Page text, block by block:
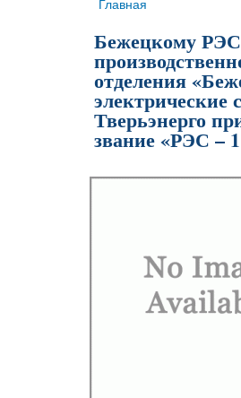
Вы здесь
Главная
Бежецкому РЭС
отделения
электрические
Тверьэнерго
звание «РЭС –